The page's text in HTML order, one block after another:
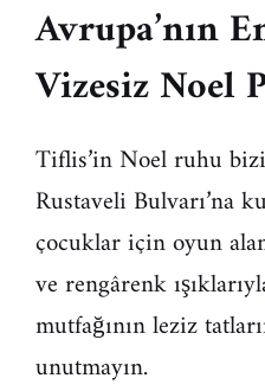
Avrupa’nın
Vizesiz Noel
Tiflis’in Noel ruhu bizi
Rustaveli Bulvarı’na
çocuklar için oyun
ve rengârenk
mutfağının leziz
unutmayın.